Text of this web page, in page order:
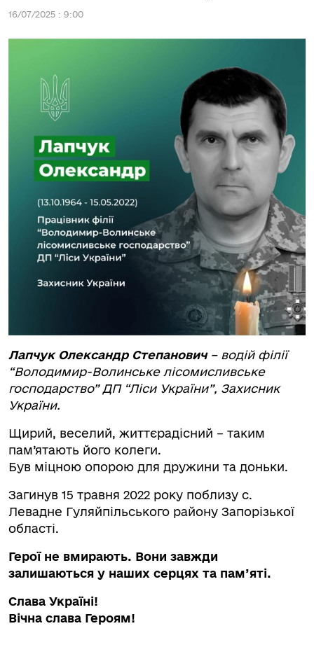
16/07/2025 : 9:00
Лапчук Олександр Степанович– водій філії
“Володимир-Волинське лісомисливське
господарство” ДП “Ліси України”, Захисник
України.
Щирий, веселий, життєрадісний – таким
пам’ятають його колеги.
Був міцною опорою для дружини та доньки.
Загинув 15 травня 2022 року поблизу с.
Левадне Гуляйпільського району Запорізької
області.
Герої не вмирають. Вони завжди
залишаються у наших серцях та пам’яті.
Слава Україні!
Вічна слава Героям!